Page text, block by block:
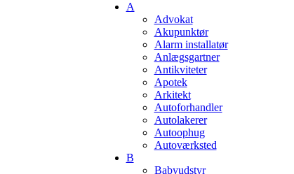
A
Advokat
Akupunktør
Alarm installatør
Anlægsgartner
Antikviteter
Apotek
Arkitekt
Autoforhandler
Autolakerer
Autoophug
Autoværksted
B
Babyudstyr